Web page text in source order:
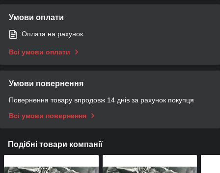
Умови оплати
Оплата на рахунок
Всі умови оплати
Умови повернення
Повернення товару впродовж 14 днів за рахунок покупця
Всі умови повернення
Подібні товари компанії